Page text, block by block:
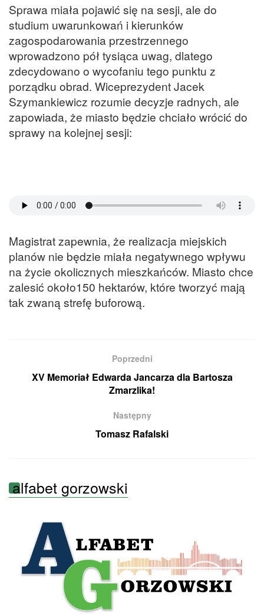
Sprawa miała pojawić się na sesji, ale do
studium uwarunkowań i kierunków
zagospodarowania przestrzennego
wprowadzono pół tysiąca uwag, dlatego
zdecydowano o wycofaniu tego punktu z
porządku obrad. Wiceprezydent Jacek
Szymankiewicz rozumie decyzje radnych, ale
zapowiada, że miasto będzie chciało wrócić do
sprawy na kolejnej sesji:
Magistrat zapewnia, że realizacja miejskich
planów nie będzie miała negatywnego wpływu
na życie okolicznych mieszkańców. Miasto chce
zalesić około150 hektarów, które tworzyć mają
tak zwaną strefę buforową.
Poprzedni
XV Memoriał Edwarda Jancarza dla Bartosza
Zmarzlika!
Następny
Tomasz Rafalski
alfabet gorzowski